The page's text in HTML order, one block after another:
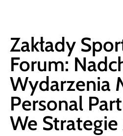
Zakłady
Forum:
Wydarzenia
Personal
We Strategie